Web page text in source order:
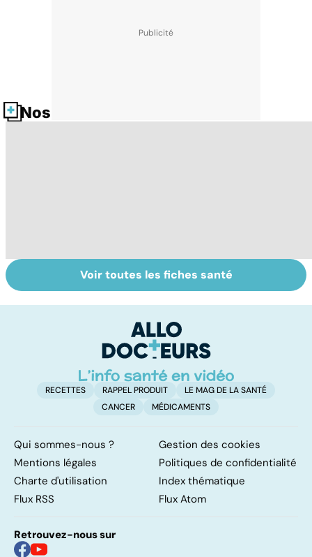
Nos fiches santé
Narcolepsie : des
crises de
Bien dormir,
mais... sans
Voir toutes les fiches santé
RECETTES RAPPEL PRODUIT
LE MAG DE LA SANTÉ
CANCER
MÉDICAMENTS
Qui sommes-nous ?
Gestion des cookies
Mentions légales
Politiques de confidentialité
Charte d'utilisation
Index thématique
Flux RSS
Flux Atom
Retrouvez-nous sur